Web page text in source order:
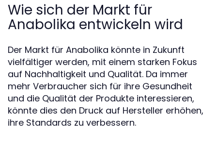
Wie sich der Markt für
Anabolika entwickeln wird
Der Markt für Anabolika könnte in Zukunft
vielfältiger werden, mit einem starken Fokus
auf Nachhaltigkeit und Qualität. Da immer
mehr Verbraucher sich für ihre Gesundheit
und die Qualität der Produkte interessieren,
könnte dies den Druck auf Hersteller erhöhen,
ihre Standards zu verbessern.